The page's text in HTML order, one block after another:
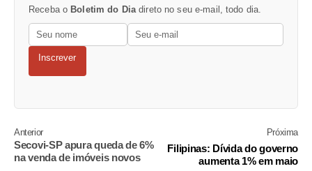
Receba o Boletim do Diadireto no seu e-mail, todo dia.
Inscrever
Anterior
Secovi-SP apura queda de 6%
na venda de imóveis novos
Próxima
Filipinas: Dívida do governo
aumenta 1% em maio